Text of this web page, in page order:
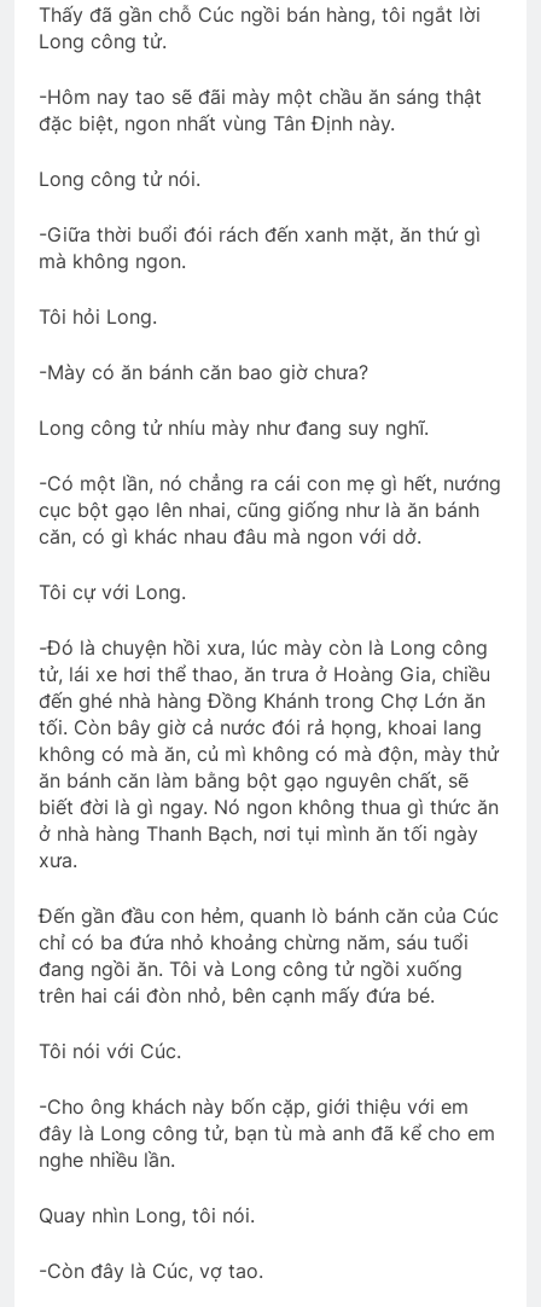
2 Years Ago
2 Years Ago
Mùa Noel … kể đi anh
3 Years Ago
2 Years Ago 2 Years Ago
Album 4
3 Years Ago
Thấy đã gần chỗ Cúc ngồi bán hàng, tôi ngắt lời
Long công tử.
-Hôm nay tao sẽ đãi mày một chầu ăn sáng thật
đặc biệt, ngon nhất vùng Tân Định này.
Long công tử nói.
-Giữa thời buổi đói rách đến xanh mặt, ăn thứ gì
mà không ngon.
Tôi hỏi Long.
-Mày có ăn bánh căn bao giờ chưa?
Long công tử nhíu mày như đang suy nghĩ.
-Có một lần, nó chẳng ra cái con mẹ gì hết, nướng
cục bột gạo lên nhai, cũng giống như là ăn bánh
căn, có gì khác nhau đâu mà ngon với dở.
Tôi cự với Long.
-Đó là chuyện hồi xưa, lúc mày còn là Long công
tử, lái xe hơi thể thao, ăn trưa ở Hoàng Gia, chiều
đến ghé nhà hàng Đồng Khánh trong Chợ Lớn ăn
tối. Còn bây giờ cả nước đói rả họng, khoai lang
không có mà ăn, củ mì không có mà độn, mày thử
ăn bánh căn làm bằng bột gạo nguyên chất, sẽ
biết đời là gì ngay. Nó ngon không thua gì thức ăn
ở nhà hàng Thanh Bạch, nơi tụi mình ăn tối ngày
xưa.
Đến gần đầu con hẻm, quanh lò bánh căn của Cúc
chỉ có ba đứa nhỏ khoảng chừng năm, sáu tuổi
đang ngồi ăn. Tôi và Long công tử ngồi xuống
trên hai cái đòn nhỏ, bên cạnh mấy đứa bé.
Tôi nói với Cúc.
-Cho ông khách này bốn cặp, giới thiệu với em
đây là Long công tử, bạn tù mà anh đã kể cho em
nghe nhiều lần.
Quay nhìn Long, tôi nói.
-Còn đây là Cúc, vợ tao.